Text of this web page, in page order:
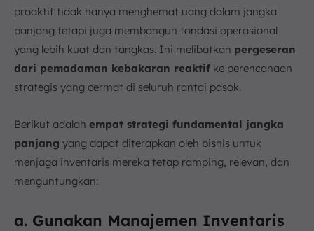
proaktif tidak hanya menghemat uang dalam jangka
panjang tetapi juga membangun fondasi operasional
yang lebih kuat dan tangkas. Ini melibatkan pergeseran
dari pemadaman kebakaran reaktif ke perencanaan
strategis yang cermat di seluruh rantai pasok.
Berikut adalah empat strategi fundamental jangka
panjang yang dapat diterapkan oleh bisnis untuk
menjaga inventaris mereka tetap ramping, relevan, dan
menguntungkan:
a. Gunakan Manajemen Inventaris